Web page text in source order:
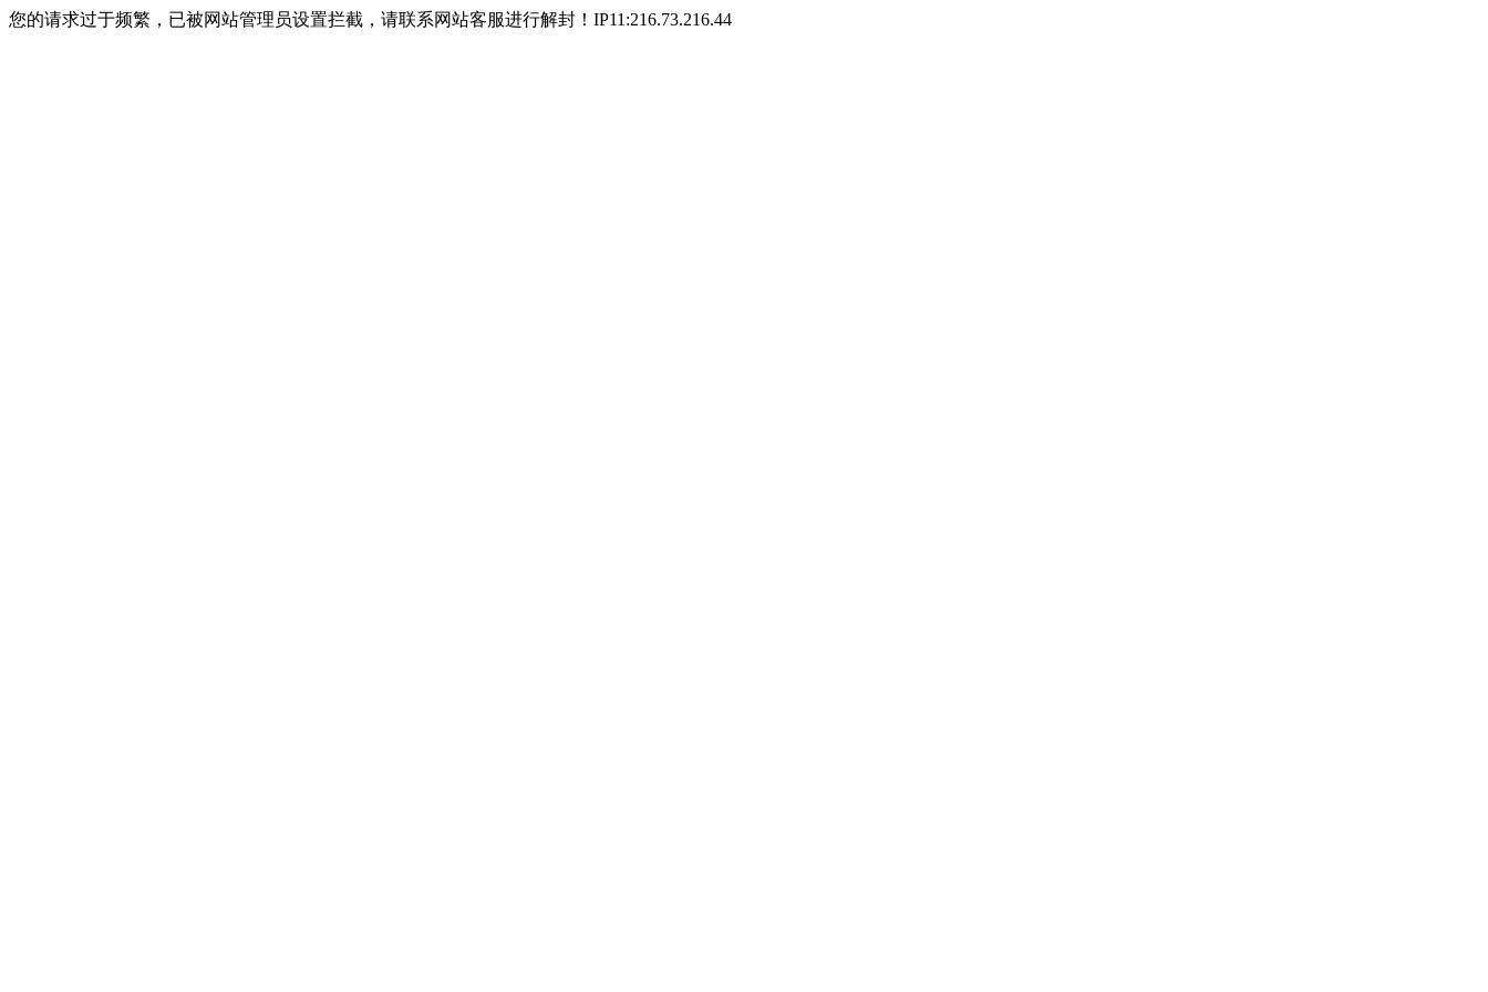
您的请求过于频繁，已被网站管理员设置拦截，请联系网站客服进行解封！IP11:216.73.216.44